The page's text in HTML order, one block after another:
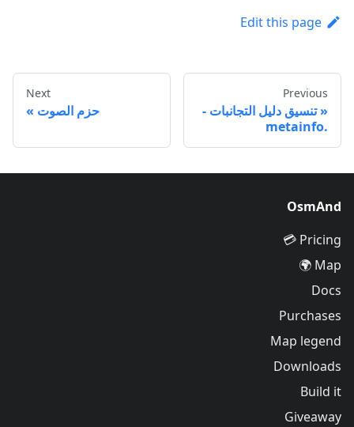
Edit this page
Previous
تنسيق دليل التجانبات -
.metainfo
Next
حزم الصوت
OsmAnd
Pricing 💳
Map 🌍
Docs
Purchases
Map legend
Downloads
Build it
Giveaway